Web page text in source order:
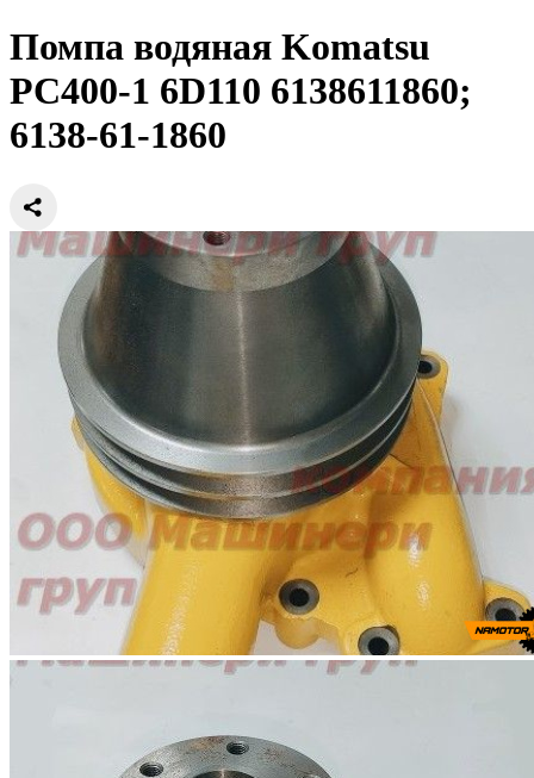
Помпа водяная Komatsu
PC400-1 6D110 6138611860;
6138-61-1860